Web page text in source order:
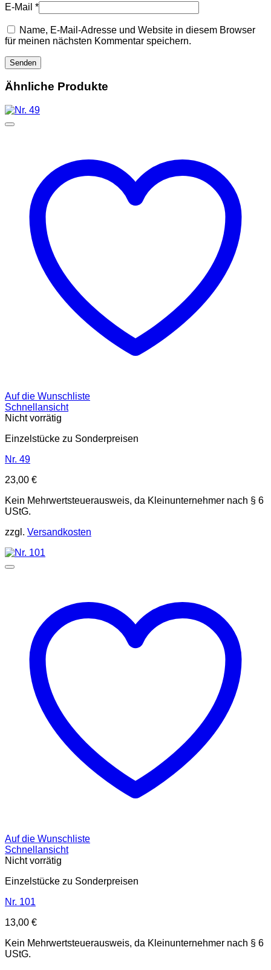
E-Mail *
Name, E-Mail-Adresse und Website in diesem Browser
für meinen nächsten Kommentar speichern.
Ähnliche Produkte
Auf die Wunschliste
Schnellansicht
Nicht vorrätig
Einzelstücke zu Sonderpreisen
Nr. 49
23,00 €
Kein Mehrwertsteuerausweis, da Kleinunternehmer nach § 6
UStG.
zzgl. Versandkosten
Auf die Wunschliste
Schnellansicht
Nicht vorrätig
Einzelstücke zu Sonderpreisen
Nr. 101
13,00 €
Kein Mehrwertsteuerausweis, da Kleinunternehmer nach § 6
UStG.